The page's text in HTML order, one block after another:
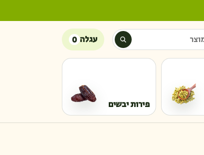
עגלה 0
פירות יבשים